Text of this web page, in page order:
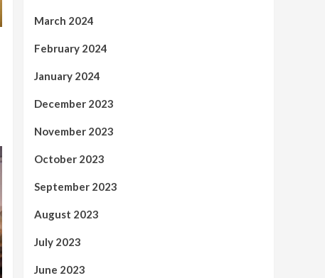
March 2024
February 2024
January 2024
December 2023
November 2023
October 2023
September 2023
August 2023
July 2023
June 2023